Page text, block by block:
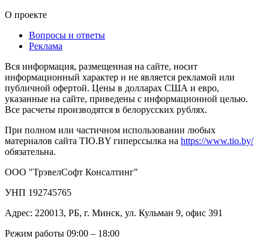
О проекте
Вопросы и ответы
Реклама
Вся информация, размещенная на сайте, носит
информационный характер и не является рекламой или
публичной офертой. Цены в долларах США и евро,
указанные на сайте, приведены с информационной целью.
Все расчеты производятся в белорусских рублях.
При полном или частичном использовании любых
материалов сайта TIO.BY гиперссылка на https://www.tio.by/
обязательна.
ООО "ТрэвелСофт Консалтинг"
УНП 192745765
Адрес: 220013, РБ, г. Минск, ул. Кульман 9, офис 391
Режим работы 09:00 – 18:00